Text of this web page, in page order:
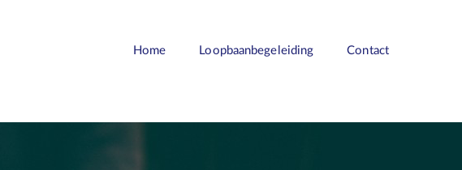
Home Loopbaanbegeleiding Contact